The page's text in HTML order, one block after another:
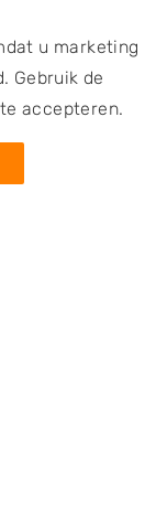
u marketing
Gebruik de
accepteren.